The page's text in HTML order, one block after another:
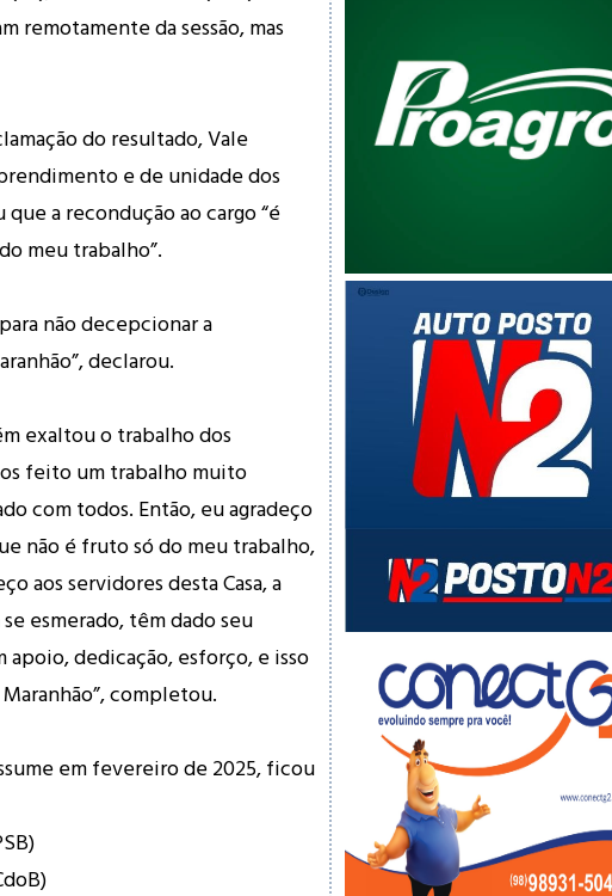
remotamente da sessão, mas
do resultado, Vale
e de unidade dos
a recondução ao cargo “é
meu trabalho”.
não decepcionar a
declarou.
exaltou o trabalho dos
feito um trabalho muito
com todos. Então, eu agradeço
não é fruto só do meu trabalho,
aos servidores desta Casa, a
esmerado, têm dado seu
dedicação, esforço, e isso
completou.
em fevereiro de 2025, ficou